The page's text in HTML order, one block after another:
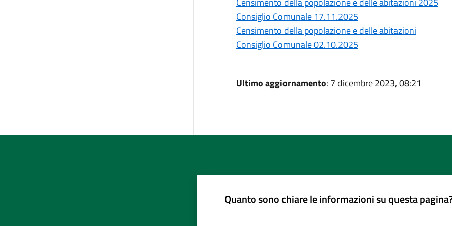
Consiglio Comunale 17.11.2025
Censimento della popolazione e delle abitazioni
Consiglio Comunale 02.10.2025
Ultimo aggiornamento: 7 dicembre 2023, 08:21
Quanto sono chiare le informazioni su questa